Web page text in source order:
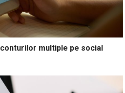
multiple pe social